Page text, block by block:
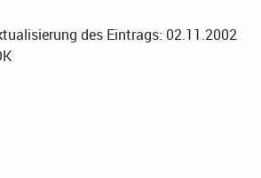
des Eintrags: 02.11.2002